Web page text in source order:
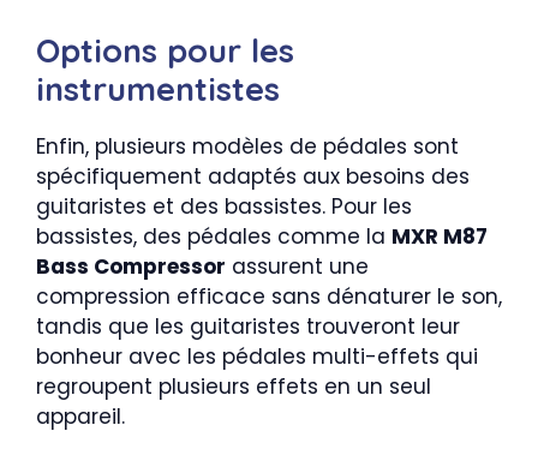
Options pour les
instrumentistes
Enfin, plusieurs modèles de pédales sont
spécifiquement adaptés aux besoins des
guitaristes et des bassistes. Pour les
bassistes, des pédales comme la MXR M87
Bass Compressor assurent une
compression efficace sans dénaturer le son,
tandis que les guitaristes trouveront leur
bonheur avec les pédales multi-effets qui
regroupent plusieurs effets en un seul
appareil.